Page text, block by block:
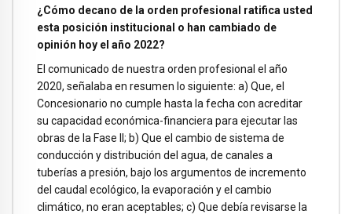
¿Cómo decano de la orden profesional ratifica usted
esta posición institucional o han cambiado de
opinión hoy el año 2022?
El comunicado de nuestra orden profesional el año
2020, señalaba en resumen lo siguiente: a) Que, el
Concesionario no cumple hasta la fecha con acreditar
su capacidad económica-financiera para ejecutar las
obras de la Fase II; b) Que el cambio de sistema de
conducción y distribución del agua, de canales a
tuberías a presión, bajo los argumentos de incremento
del caudal ecológico, la evaporación y el cambio
climático, no eran aceptables; c) Que debía revisarse la